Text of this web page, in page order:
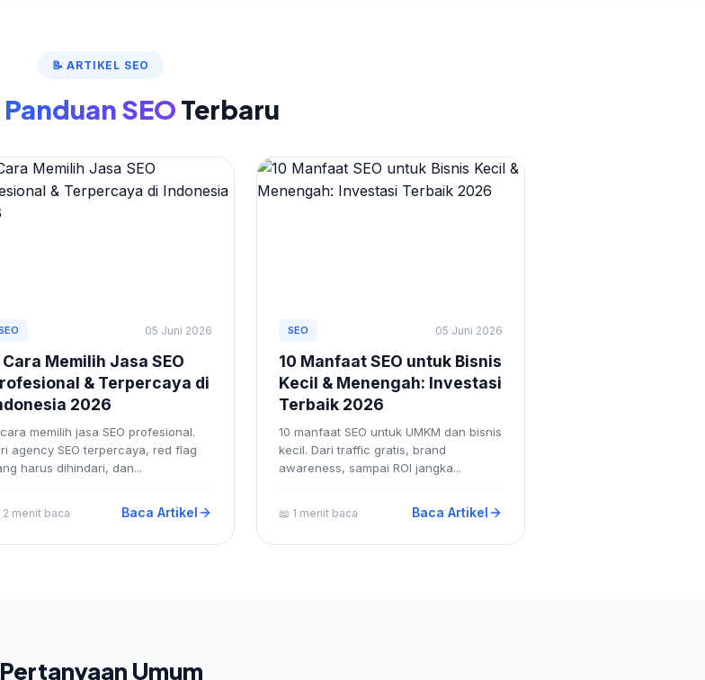
📝 ARTIKEL SEO
Panduan SEOTerbaru
05 Juni 2026
Cara Memilih Jasa SEO
& Terpercaya di
2026
memilih jasa SEO profesional.
agency SEO terpercaya, red flag
harus dihindari, dan...
2 menit baca Baca Artikel
SEO 05 Juni 2026
10 Manfaat SEO untuk Bisnis
Kecil & Menengah: Investasi
Terbaik 2026
10 manfaat SEO untuk UMKM dan bisnis
kecil. Dari traffic gratis, brand
awareness, sampai ROI jangka...
📖 1 menit baca Baca Artikel
Pertanyaan Umum